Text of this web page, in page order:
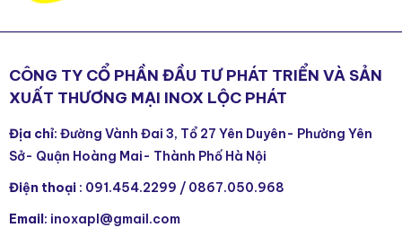
CÔNG TY CỔ PHẦN ĐẦU TƯ PHÁT TRIỂN VÀ SẢN
XUẤT THƯƠNG MẠI INOX LỘC PHÁT
Địa chỉ: Đường Vành Đai 3, Tổ 27 Yên Duyên- Phường Yên
Sở- Quận Hoàng Mai- Thành Phố Hà Nội
Điện thoại : 091.454.2299 / 0867.050.968
Email: inoxapl@gmail.com